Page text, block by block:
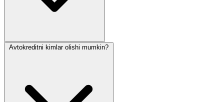
Avtokreditni kimlar olishi mumkin?